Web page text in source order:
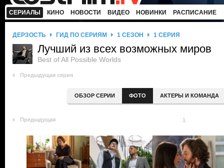
СЕРИАЛЫ КИНО НОВОСТИ ВИДЕО НОВИНКИ РАСПИСАНИЕ
ДЕРЗОСТЬ ГИД ПО СЕРИЯМ 1 СЕЗОН 1 СЕРИЯ
Лучший из всех возможных миров
Best of All Possible Worlds
Предыдущая серия
ОБЗОР СЕРИИ ФОТО АКТЕРЫ И КОМАНДА
Предыдущая 1